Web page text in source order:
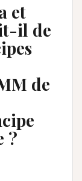
et
il de
de
?